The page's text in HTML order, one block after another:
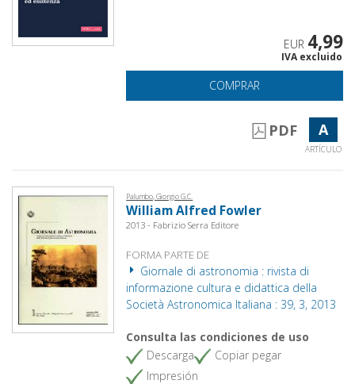
EUR 4,99
IVA excluido
COMPRAR
PDF A
ARTÍCULO
Palumbo, Giorgio G.C.
William Alfred Fowler
2013 - Fabrizio Serra Editore
FORMA PARTE DE
Giornale di astronomia : rivista di
informazione cultura e didattica della
Società Astronomica Italiana : 39, 3, 2013
Consulta las condiciones de uso
Descarga
Copiar pegar
Impresión